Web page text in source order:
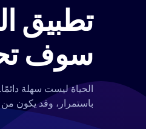
تطبيق
سوف
الحياة ليست سهلة
باستمرار، وقد يكون